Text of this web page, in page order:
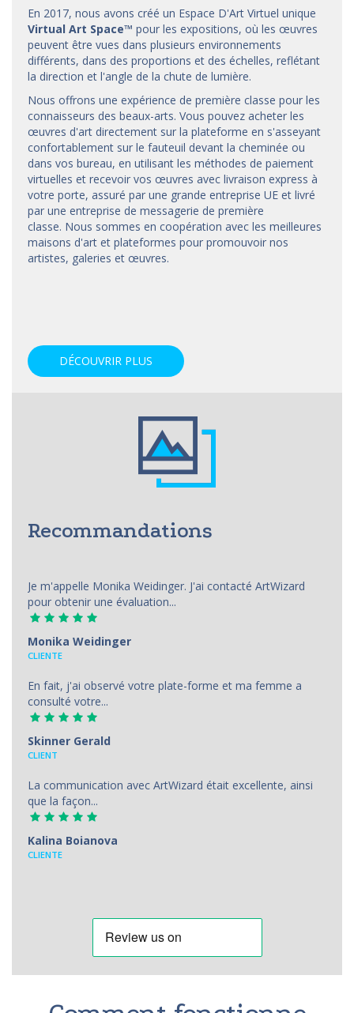
En 2017, nous avons créé un Espace D'Art Virtuel unique
Virtual Art Space™ pour les expositions, où les œuvres
peuvent être vues dans plusieurs environnements
différents, dans des proportions et des échelles, reflétant
la direction et l'angle de la chute de lumière.
Nous offrons une expérience de première classe pour les
connaisseurs des beaux-arts. Vous pouvez acheter les
œuvres d'art directement sur la plateforme en s'asseyant
confortablement sur le fauteuil devant la cheminée ou
dans vos bureau, en utilisant les méthodes de paiement
virtuelles et recevoir vos œuvres avec livraison express à
votre porte, assuré par une grande entreprise UE et livré
par une entreprise de messagerie de première
classe. Nous sommes en coopération avec les meilleures
maisons d'art et plateformes pour promouvoir nos
artistes, galeries et œuvres.
DÉCOUVRIR PLUS
Recommandations
Je m'appelle Monika Weidinger. J'ai contacté ArtWizard
pour obtenir une évaluation...
Monika Weidinger
CLIENTE
En fait, j'ai observé votre plate-forme et ma femme a
consulté votre...
Skinner Gerald
CLIENT
La communication avec ArtWizard était excellente, ainsi
que la façon...
Kalina Boianova
CLIENTE